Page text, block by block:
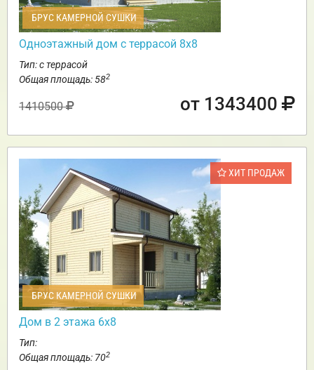
БРУС КАМЕРНОЙ СУШКИ
Одноэтажный дом с террасой 8х8
Тип: с террасой
Общая площадь: 582
1410500 от 1343400
ХИТ ПРОДАЖ
БРУС КАМЕРНОЙ СУШКИ
Дом в 2 этажа 6х8
Тип:
Общая площадь: 702